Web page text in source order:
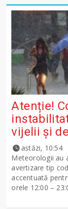
Atenție!
vijelii și
astăzi, 10:54
Meteorologii au
avertizare tip
accentuată
orele 12:00 –